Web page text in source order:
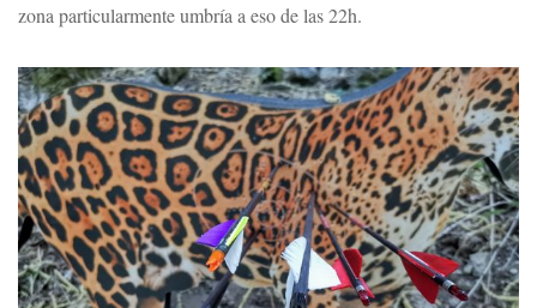
zona particularmente umbría a eso de las 22h.